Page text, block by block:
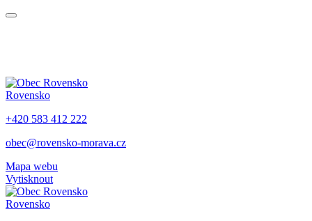
Rovensko
+420 583 412 222
obec@rovensko-morava.cz
Mapa webu
Vytisknout
Rovensko